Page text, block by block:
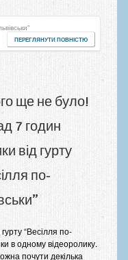
ПЕРЕГЛЯНУТИ ПОВНІСТЮ
ще не було!
7 годин
від гурту
по-
“Весілля по-
в одному відеоролику.
почути декілька